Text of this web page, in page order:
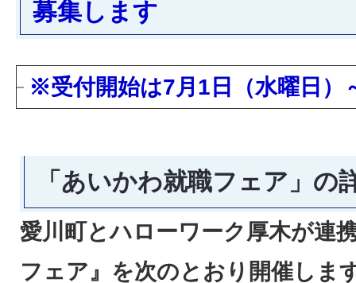
募集します
※受付開始は7月1日（水曜日）
「あいかわ就職フェア」の
愛川町とハローワーク厚木が連
フェア』を次のとおり開催しま